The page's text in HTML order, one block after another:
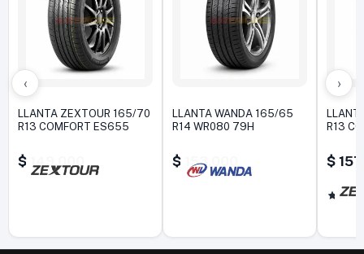
‹
LLANTA ZEXTOUR 165/70
R13 COMFORT ES655
$
LLANTA WANDA 165/65
R14 WR080 79H
$ 153.000
R13
$
5,0
›